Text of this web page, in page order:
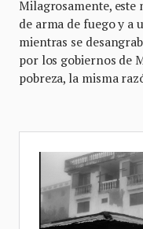
Milagrosamente, este
de arma de fuego y a
mientras se
por los gobiernos de
pobreza, la misma